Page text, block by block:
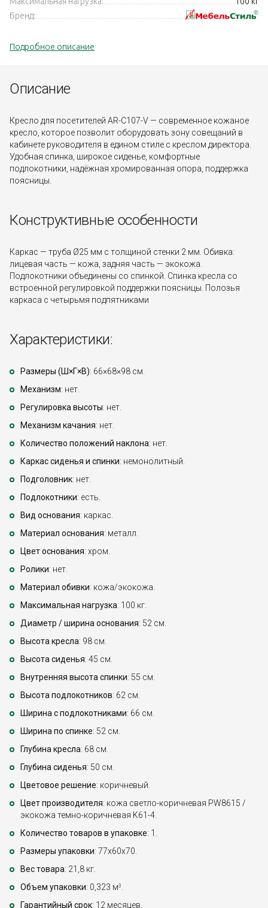
Бренд:
Подробное описание
Описание
Кресло для посетителей AR-C107-V — современное кожаное
кресло, которое позволит оборудовать зону совещаний в
кабинете руководителя в едином стиле с креслом директора.
Удобная спинка, широкое сиденье, комфортные
подлокотники, надёжная хромированная опора, поддержка
поясницы.
Конструктивные особенности
Каркас — труба Ø25 мм с толщиной стенки 2 мм. Обивка:
лицевая часть — кожа, задняя часть — экокожа.
Подлокотники объединены со спинкой. Спинка кресла со
встроенной регулировкой поддержки поясницы. Полозья
каркаса с четырьмя подпятниками
Характеристики:
Размеры (Ш×Г×В): 66×68×98 см.
Механизм: нет.
Регулировка высоты: нет.
Механизм качания: нет.
Количество положений наклона: нет.
Каркас сиденья и спинки: немонолитный.
Подголовник: нет.
Подлокотники: есть.
Вид основания: каркас.
Материал основания: металл.
Цвет основания: хром.
Ролики: нет.
Материал обивки: кожа/экокожа.
Максимальная нагрузка: 100 кг.
Диаметр / ширина основания: 52 см.
Высота кресла: 98 см.
Высота сиденья: 45 см.
Внутренняя высота спинки: 55 см.
Высота подлокотников: 62 см.
Ширина с подлокотниками: 66 см.
Ширина по спинке: 52 см.
Глубина кресла: 68 см.
Глубина сиденья: 50 см.
Цветовое решение: коричневый.
Цвет производителя: кожа светло-коричневая PW8615 /
экокожа темно-коричневая K61-4.
Количество товаров в упаковке: 1.
Размеры упаковки: 77x60x70.
Вес товара: 21,8 кг.
Объем упаковки: 0,323 м3
Гарантийный срок: 12 месяцев.